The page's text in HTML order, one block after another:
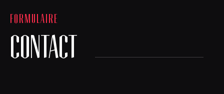
FORMULAIRE
CONTACT